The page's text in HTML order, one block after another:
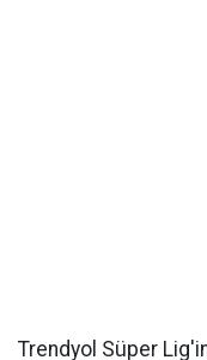
Trendyol Süper